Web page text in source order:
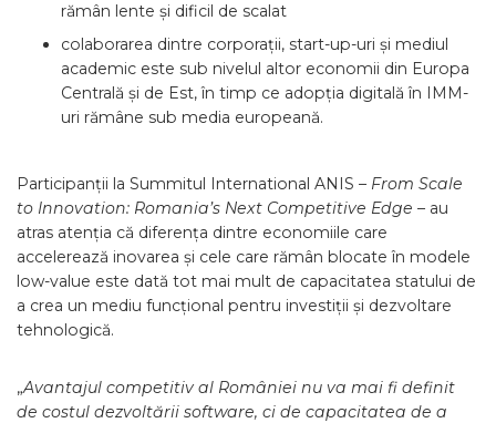
rămân lente și dificil de scalat
colaborarea dintre corporații, start-up-uri și mediul
academic este sub nivelul altor economii din Europa
Centrală și de Est, în timp ce adopția digitală în IMM-
uri rămâne sub media europeană.
Participanții la Summitul International ANIS – From Scale
to Innovation: Romania’s Next Competitive Edge – au
atras atenția că diferența dintre economiile care
accelerează inovarea și cele care rămân blocate în modele
low-value este dată tot mai mult de capacitatea statului de
a crea un mediu funcțional pentru investiții și dezvoltare
tehnologică.
„Avantajul competitiv al României nu va mai fi definit
de costul dezvoltării software, ci de capacitatea de a